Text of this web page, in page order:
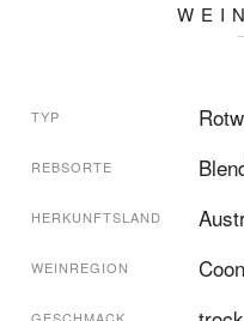
TYP
REBSORTE
HERKUNFTSLAND
WEINREGION